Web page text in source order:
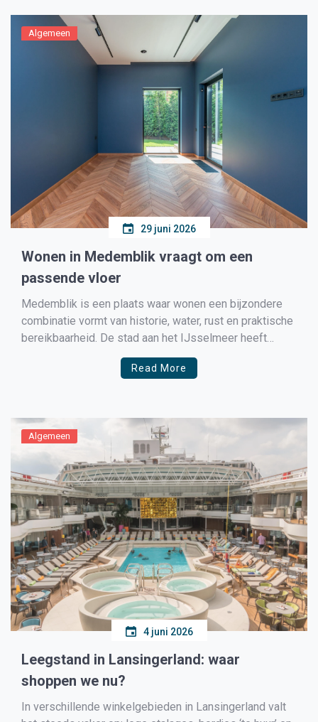
Algemeen
29 juni 2026
Wonen in Medemblik vraagt om een
passende vloer
Medemblik is een plaats waar wonen een bijzondere
combinatie vormt van historie, water, rust en praktische
bereikbaarheid. De stad aan het IJsselmeer heeft
karaktervolle woningen, moderne gezinshuizen,
appartementen en dorpsachtige woonomgevingen in de
bieden inwoners […]
Read More
Algemeen
4 juni 2026
Leegstand in Lansingerland: waar
shoppen we nu?
In verschillende winkelgebieden in Lansingerland valt